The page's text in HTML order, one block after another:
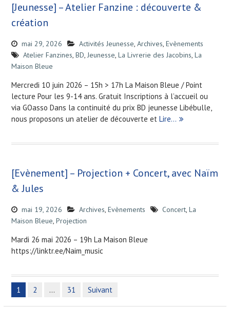
[Jeunesse] – Atelier Fanzine : découverte &
création
mai 29, 2026 Activités Jeunesse, Archives, Evènements
Atelier Fanzines, BD, Jeunesse, La Livrerie des Jacobins, La
Maison Bleue
Mercredi 10 juin 2026 – 15h > 17h La Maison Bleue / Point
lecture Pour les 9-14 ans. Gratuit Inscriptions à l’accueil ou
via GOasso Dans la continuité du prix BD jeunesse Libébulle,
nous proposons un atelier de découverte et Lire…
[Evènement] – Projection + Concert, avec Naïm
& Jules
mai 19, 2026 Archives, Evènements Concert, La
Maison Bleue, Projection
Mardi 26 mai 2026 – 19h La Maison Bleue
https://linktr.ee/Naim_music
N
a
1 2 … 31 Suivant